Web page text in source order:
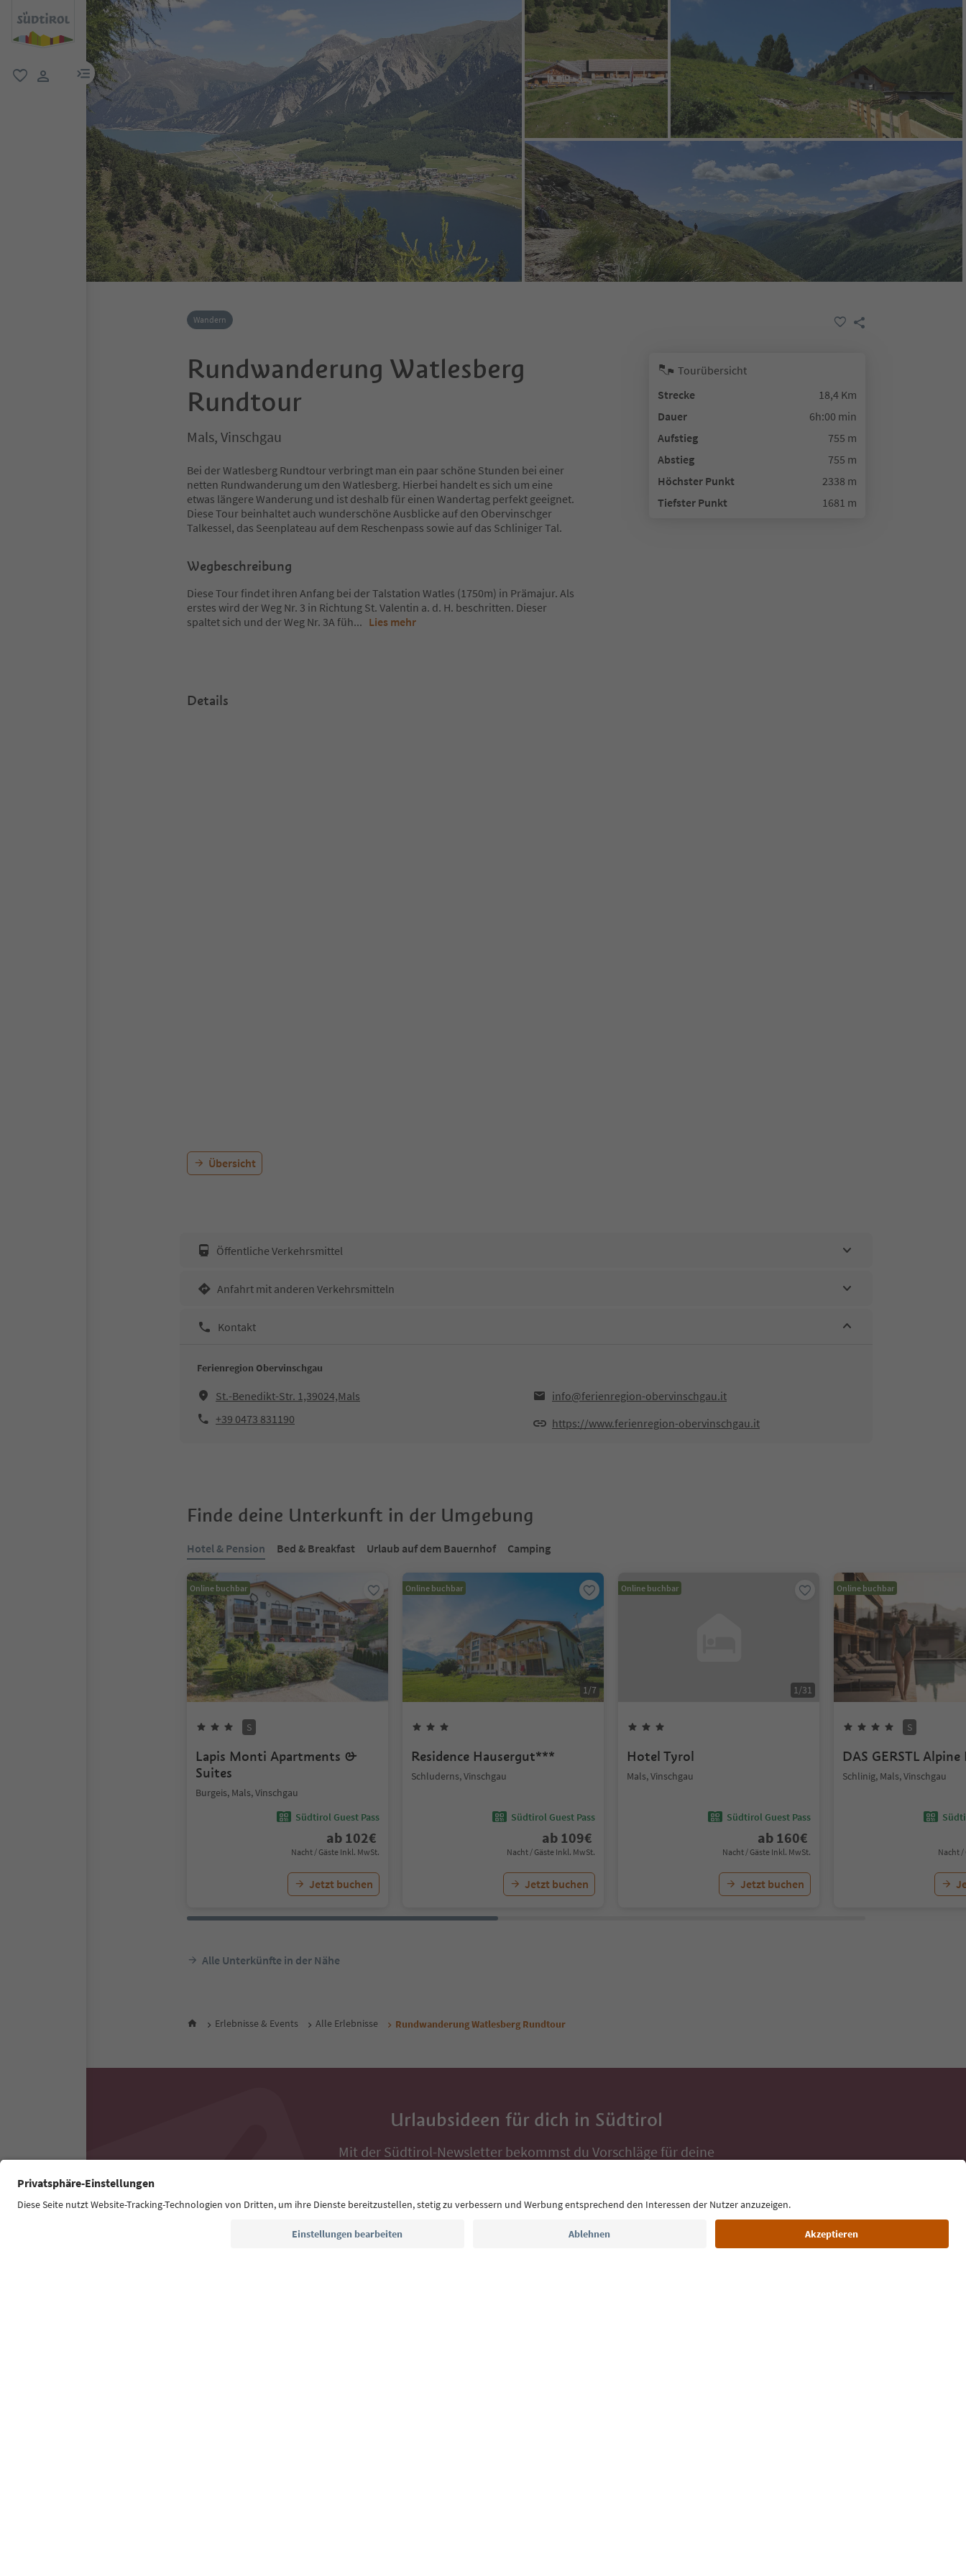
menu link
Wandern
Rundwanderung Watlesberg
Rundtour
Mals, Vinschgau
Bei der Watlesberg Rundtour verbringt man ein paar schöne Stunden bei einer
netten Rundwanderung um den Watlesberg. Hierbei handelt es sich um eine
etwas längere Wanderung und ist deshalb für einen Wandertag perfekt geeignet.
Diese Tour beinhaltet auch wunderschöne Ausblicke auf den Obervinschger
Talkessel, das Seenplateau auf dem Reschenpass sowie auf das Schliniger Tal.
Wegbeschreibung
Diese Tour findet ihren Anfang bei der Talstation Watles (1750m) in Prämajur. Als
erstes wird der Weg Nr. 3 in Richtung St. Valentin a. d. H. beschritten. Dieser
spaltet sich und der Weg Nr. 3A füh... Lies mehr
Tourübersicht
Strecke
18,4 Km
Dauer
6h:00 min
Aufstieg
755 m
Abstieg
755 m
Höchster Punkt
2338 m
Tiefster Punkt
1681 m
Details
Übersicht
Öffentliche Verkehrsmittel
Anfahrt mit anderen Verkehrsmitteln
Kontakt
Ferienregion Obervinschgau
St.-Benedikt-Str. 1,39024,Mals
info@ferienregion-obervinschgau.it
+39 0473 831190
https://www.ferienregion-obervinschgau.it
Finde deine Unterkunft in der Umgebung
Hotel & Pension Bed & Breakfast Urlaub auf dem Bauernhof Camping
Online buchbar
S
Lapis Monti Apartments &
Suites
Burgeis, Mals, Vinschgau
Südtirol Guest Pass
ab 102€
Nacht / Gäste Inkl. MwSt.
Jetzt buchen
Online buchbar
1/7
Residence Hausergut***
Schluderns, Vinschgau
Südtirol Guest Pass
ab 109€
Nacht / Gäste Inkl. MwSt.
Jetzt buchen
Online buchbar
1/31
Hotel Tyrol
Mals, Vinschgau
Südtirol Guest Pass
ab 160€
Nacht / Gäste Inkl. MwSt.
Jetzt buchen
Online buchbar
S
DAS GERSTL
Schlinig, Mals, Vinschgau
Nacht /
Alle Unterkünfte in der Nähe
Erlebnisse & Events Alle Erlebnisse Rundwanderung Watlesberg Rundtour
Urlaubsideen für dich in Südtirol
Mit der Südtirol-Newsletter bekommst du Vorschläge für deine
E-Mail Adresse